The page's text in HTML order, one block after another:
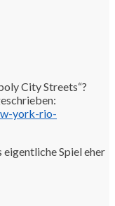
City Streets“?
york-rio-
Spiel eher